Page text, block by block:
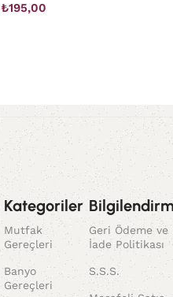
₺195,00
Kategoriler
Mutfak
Gereçleri
Banyo
Gereçleri
Geri Ödeme ve
İade Politikası
S.S.S.